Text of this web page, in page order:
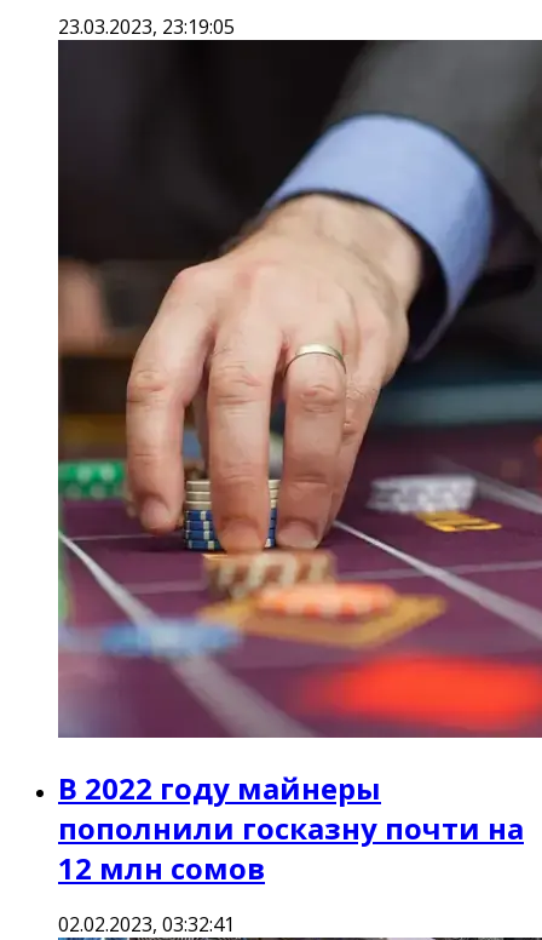
23.03.2023, 23:19:05
В 2022 году майнеры
пополнили госказну почти на
12 млн сомов
02.02.2023, 03:32:41